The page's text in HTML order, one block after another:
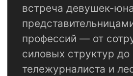
встреча девушек-
профессий — от
силовых структур до
тележурналиста и